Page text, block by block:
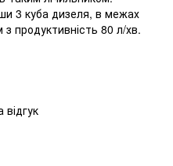
3 куба дизеля, в межах
продуктивність 80 л/хв.